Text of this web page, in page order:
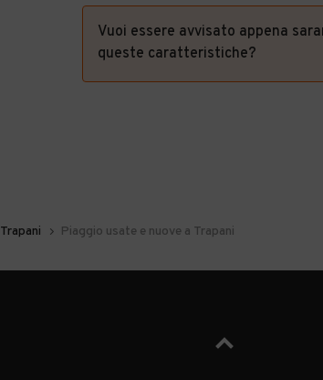
Vuoi essere avvisato appena
queste caratteristiche?
Trapani Piaggio usate e nuove a Trapani